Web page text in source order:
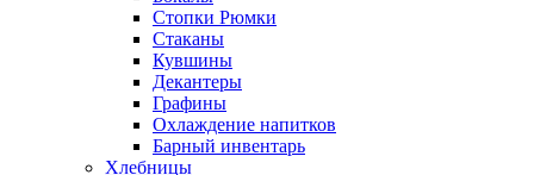
Стопки Рюмки
Стаканы
Кувшины
Декантеры
Графины
Охлаждение напитков
Барный инвентарь
Хлебницы